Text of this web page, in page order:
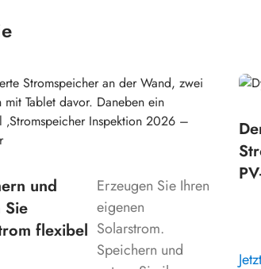
und
Sie
flexibel
Erzeugen Sie Ihren
eigenen
Solarstrom.
Speichern und